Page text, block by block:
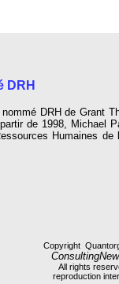
DRH
DRH de Grant
de 1998, Michael
Humaines
Copyright
All rights
reproduction